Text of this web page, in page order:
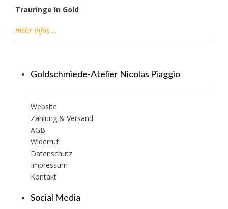
Trauringe In Gold
mehr Infos …
Goldschmiede-Atelier Nicolas Piaggio
Website
Zahlung & Versand
AGB
Widerruf
Datenschutz
Impressum
Kontakt
Social Media